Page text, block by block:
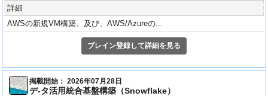
詳細
AWSの新規VM構築、及び、AWS/Azureの...
ブレイン登録して詳細を見る
掲載開始： 2026年07月28日
デ-タ活用統合基盤構築（Snowflake）